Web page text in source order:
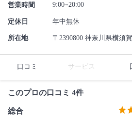
営業時間 9:00~20:00
定休日 年中無休
所在地 〒2390800 神奈川県横須
口コミ サービス
このプロの口コミ 4件
総合